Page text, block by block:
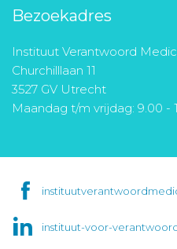
Bezoekadres
Instituut Verantwoord
Churchilllaan 11
3527 GV Utrecht
Maandag t/m vrijdag: 9.00 -
instituut-voor-